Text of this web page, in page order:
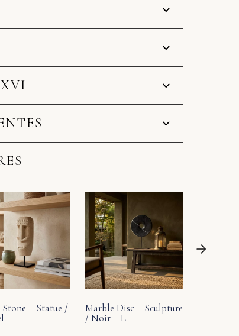
Stone – Statue /
Marble Disc – Sculpture
/ Noir – L
83